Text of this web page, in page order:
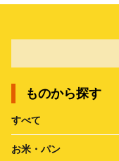
ものから探す
すべて
お米・パン